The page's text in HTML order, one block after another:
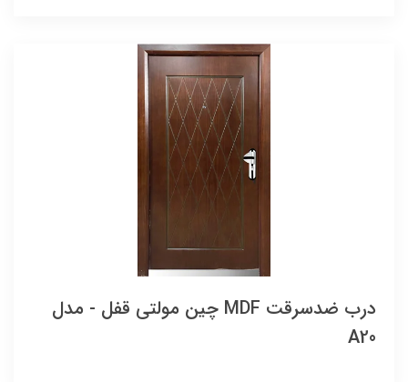
درب ضدسرقت MDF چین مولتی قفل - مدل
A20